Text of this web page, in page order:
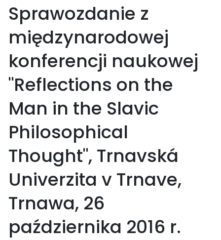
Sprawozdanie z
międzynarodowej
konferencji naukowej
"Reflections on the
Man in the Slavic
Philosophical
Thought", Trnavská
Univerzita v Trnave,
Trnawa, 26
października 2016 r.